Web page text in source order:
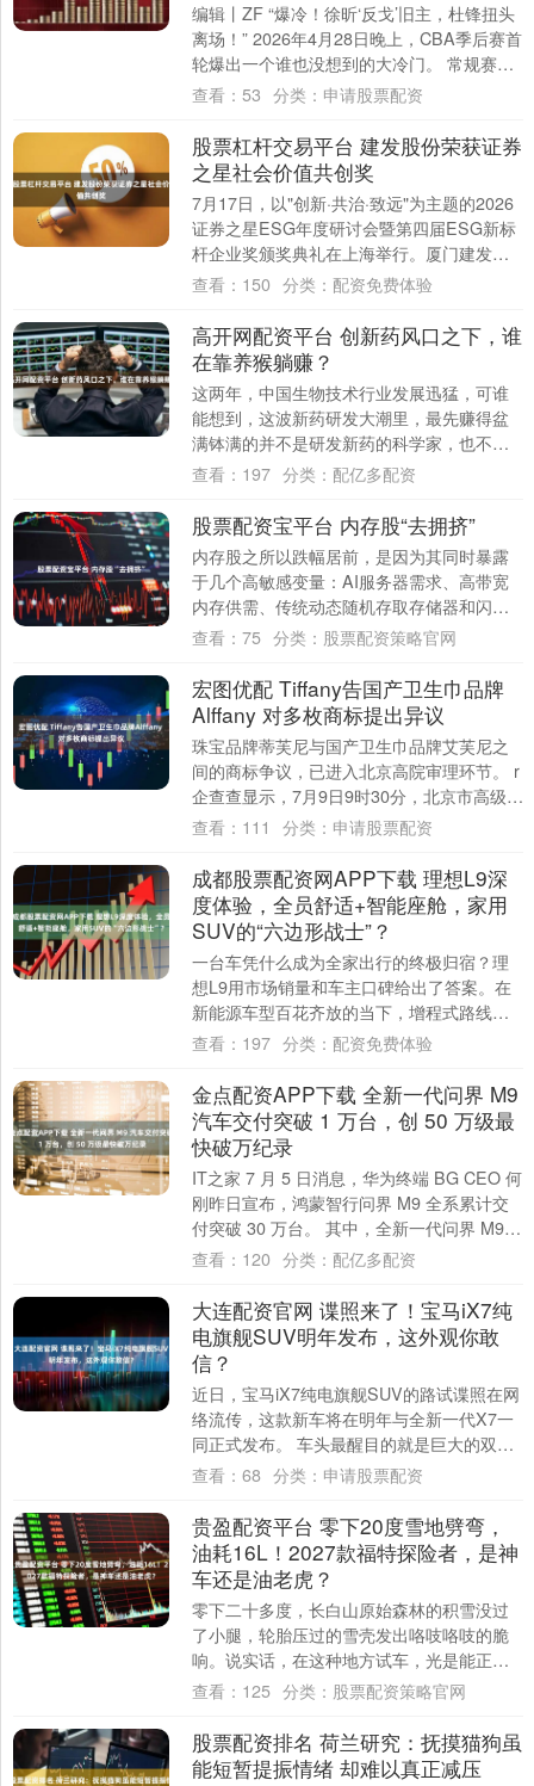
编辑丨ZF “爆冷！徐昕‘反戈’旧主，杜锋扭头
离场！” 2026年4月28日晚上，CBA季后赛首
轮爆出一个谁也没想到的大冷门。 常规赛排
名第五、手握11个冠军的....
查看： 53 分类： 申请股票配资
股票杠杆交易平台 建发股份荣获证券
之星社会价值共创奖
7月17日，以"创新·共治·致远"为主题的2026
证券之星ESG年度研讨会暨第四届ESG新标
杆企业奖颁奖典礼在上海举行。厦门建发股
份有限公司(600153.SH....
查看： 150 分类： 配资免费体验
高开网配资平台 创新药风口之下，谁
在靠养猴躺赚？
这两年，中国生物技术行业发展迅猛，可谁
能想到，这波新药研发大潮里，最先赚得盆
满钵满的并不是研发新药的科学家，也不是
风投机构，而是国内那些养试验猴的养殖
查看： 197 分类： 配亿多配资
股票配资宝平台 内存股“去拥挤”
内存股之所以跌幅居前，是因为其同时暴露
于几个高敏感变量：AI服务器需求、高带宽
内存供需、传统动态随机存取存储器和闪存
价格周期、韩国存储巨头竞争，以及杠杆资
查看： 75 分类： 股票配资策略官网
宏图优配 Tiffany告国产卫生巾品牌
Alffany 对多枚商标提出异议
珠宝品牌蒂芙尼与国产卫生巾品牌艾芙尼之
间的商标争议，已进入北京高院审理环节。 r
企查查显示，7月9日9时30分，北京市高级人
民法院公开开庭审理一起涉及美国蒂芙....
查看： 111 分类： 申请股票配资
成都股票配资网APP下载 理想L9深
度体验，全员舒适+智能座舱，家用
SUV的“六边形战士”？
一台车凭什么成为全家出行的终极归宿？理
想L9用市场销量和车主口碑给出了答案。在
新能源车型百花齐放的当下，增程式路线饱
受热议，可依旧挡不住理想L9持续热销。它
查看： 197 分类： 配资免费体验
金点配资APP下载 全新一代问界 M9
汽车交付突破 1 万台，创 50 万级最
快破万纪录
IT之家 7 月 5 日消息，华为终端 BG CEO 何
刚昨日宣布，鸿蒙智行问界 M9 全系累计交
付突破 30 万台。 其中，全新一代问界 M9
开启交付 3 ....
查看： 120 分类： 配亿多配资
大连配资官网 谍照来了！宝马iX7纯
电旗舰SUV明年发布，这外观你敢
信？
近日，宝马iX7纯电旗舰SUV的路试谍照在网
络流传，这款新车将在明年与全新一代X7一
同正式发布。 车头最醒目的就是巨大的双肾
格栅，与分体式灯组搭配，科技感十足，....
查看： 68 分类： 申请股票配资
贵盈配资平台 零下20度雪地劈弯，
油耗16L！2027款福特探险者，是神
车还是油老虎？
零下二十多度，长白山原始森林的积雪没过
了小腿，轮胎压过的雪壳发出咯吱咯吱的脆
响。说实话，在这种地方试车，光是能正常
启动、不趴窝，就已经赢了八成对手。而
查看： 125 分类： 股票配资策略官网
股票配资排名 荷兰研究：抚摸猫狗虽
能短暂提振情绪 却难以真正减压